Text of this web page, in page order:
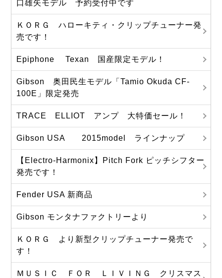
口雄矢モデル 予約受付中です
ＫＯＲＧ ハローキティ・クリップチューナー発
売です！
Epiphone Texan 国産限定モデル！
Gibson 奥田民生モデル「Tamio Okuda CF-
100E」限定発売
TRACE ELLIOT アンプ 大特価セール！
Gibson USA 2015model ラインナップ
【Electro-Harmonix】Pitch Fork ピッチシフター
発売です！
Fender USA 新商品
Gibson モンタナファクトリーより
ＫＯＲＧ より新型クリップチューナー発売で
す！
ＭＵＳＩＣ ＦＯＲ ＬＩＶＩＮＧ クリスマス